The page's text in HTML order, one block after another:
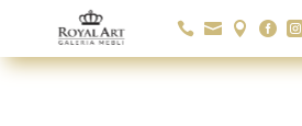
    